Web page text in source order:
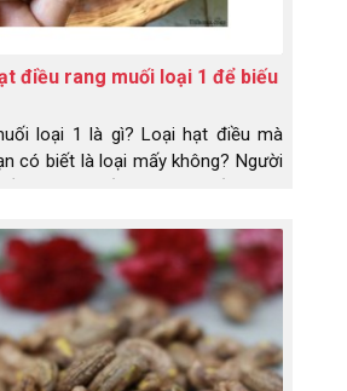
điều rang muối loại 1 để biếu
loại 1 là gì? Loại hạt điều mà
có biết là loại mấy không? Người
nhau. Vì thế cùng là hạt điều,
bạn thắc mắc tại sao cái này giá
khác. Để tránh bị nhầm, không bị
hạt điều, bạn cần biết hạt điều
là gì, loại 2 là như thế nào.